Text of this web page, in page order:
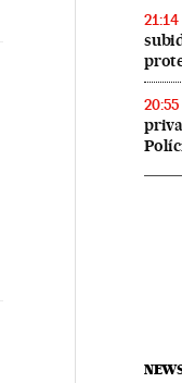
21:14
20:55